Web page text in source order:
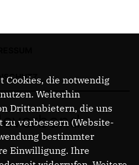
Cookies, die notwendig
Weiterhin
Drittanbietern, die uns
zu verbessern (Website-
bestimmter
Einwilligung. Ihre